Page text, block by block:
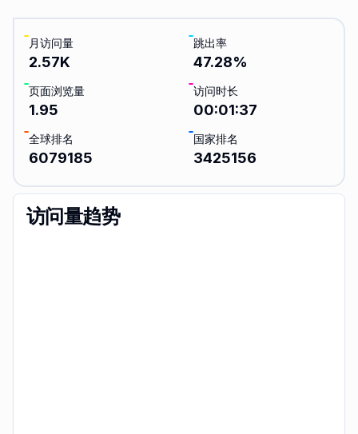
月访问量
2.57K
跳出率
47.28%
页面浏览量
1.95
访问时长
00:01:37
全球排名
6079185
国家排名
3425156
访问量趋势